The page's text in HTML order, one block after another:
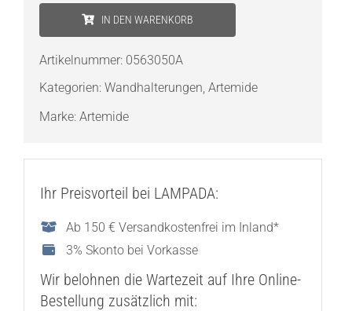
Wandbefestigung
IN DEN WARENKORB
Artikelnummer: 0563050A
Kategorien: Wandhalterungen Artemide
Marke: Artemide
Ihr Preisvorteil bei LAMPADA:
Ab 150 € Versandkostenfrei im Inland*
3% Skonto bei Vorkasse
Wir belohnen die Wartezeit auf Ihre Online-
Bestellung zusätzlich mit: